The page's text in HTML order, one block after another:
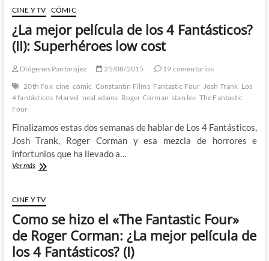
Dion
CINE Y TV CÓMIC
¿La mejor película de los 4 Fantásticos?
(II): Superhéroes low cost
Diógenes Pantarújez 25/08/2015
19 comentarios
20th Fox cine cómic Constantin Films Fantastic Four Josh Trank Los
4 fantásticos Marvel neal adams Roger Corman stan lee The Fantastic
Four
Finalizamos estas dos semanas de hablar de Los 4 Fantásticos,
Josh Trank, Roger Corman y esa mezcla de horrores e
infortunios que ha llevado a…
Ver más¿La
de
los
4
Fantásticos?
(II):
Superhéroes
CINE Y TV
Como se hizo el «The Fantastic Four»
de Roger Corman: ¿La mejor película de
los 4 Fantásticos? (I)